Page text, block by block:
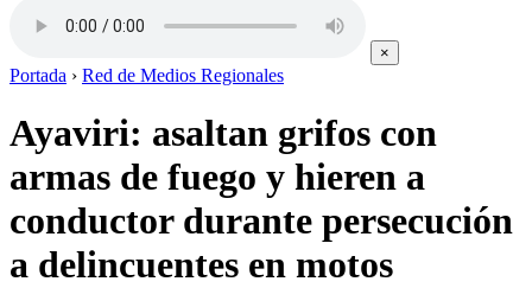
×
Portada › Red de Medios Regionales
Ayaviri: asaltan grifos con
armas de fuego y hieren a
conductor durante persecución
a delincuentes en motos